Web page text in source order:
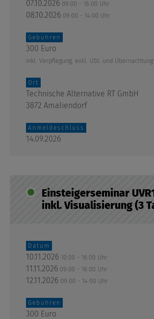
07.10.2026 09:00 - 16:00 Uhr
08.10.2026 09:00 - 14:00 Uhr
Gebühren
300 Euro
inkl. Verpflegung, exkl. USt. und Übernachtung
Ort
Technische Alternative RT GmbH
3872 Amaliendorf
Anmeldeschluss
14.09.2026
Einsteigerseminar
inkl. Visualisierung (3
Datum
10.11.2026 10:00 - 16:00 Uhr
11.11.2026 09:00 - 16:00 Uhr
12.11.2026 09:00 - 14:00 Uhr
Gebühren
300 Euro